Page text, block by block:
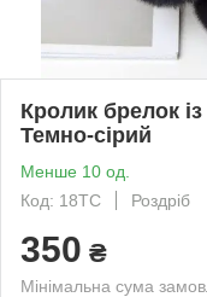
Кролик брелок
Темно-сірий
Менше 10 од.
Код: 18ТС
Роздріб
350 ₴
Мінімальна сума